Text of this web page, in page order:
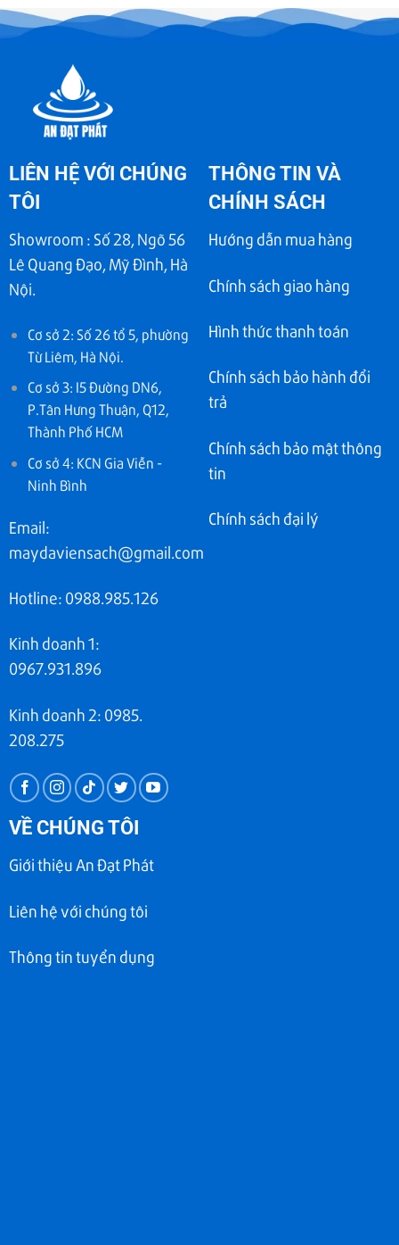
LIÊN HỆ VỚI CHÚNG
TÔI
Showroom : Số 28, Ngõ 56
Lê Quang Đạo, Mỹ Đình, Hà
Nội.
Cơ sở 2: Số 26 tổ 5, phường
Từ Liêm, Hà Nội.
Cơ sở 3: I5 Đường DN6,
P.Tân Hưng Thuận, Q12,
Thành Phố HCM
Cơ sở 4: KCN Gia Viễn -
Ninh Bình
Email:
maydaviensach@gmail.com
Hotline: 0988.985.126
Kinh doanh 1:
0967.931.896
Kinh doanh 2: 0985.
208.275
THÔNG TIN VÀ
CHÍNH SÁCH
Hướng dẫn mua hàng
Chính sách giao hàng
Hình thức thanh toán
Chính sách bảo hành đổi
trả
Chính sách bảo mật thông
tin
Chính sách đại lý
VỀ CHÚNG TÔI
Giới thiệu An Đạt Phát
Liên hệ với chúng tôi
Thông tin tuyển dụng